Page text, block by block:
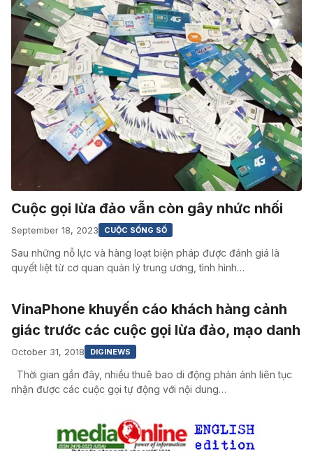
Cuộc gọi lừa đảo vẫn còn gây nhức nhối
September 18, 2023 CUỘC SỐNG SỐ
Sau những nỗ lực và hàng loạt biện pháp được đánh giá là
quyết liệt từ cơ quan quản lý trung ương, tình hình…
VinaPhone khuyến cáo khách hàng cảnh
giác trước các cuộc gọi lừa đảo, mạo danh
October 31, 2018 DIGINEWS
Thời gian gần đây, nhiều thuê bao di động phản ánh liên tục
nhận được các cuộc gọi tự động với nội dung…